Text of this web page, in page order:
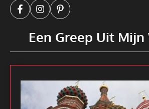
Een Greep Uit